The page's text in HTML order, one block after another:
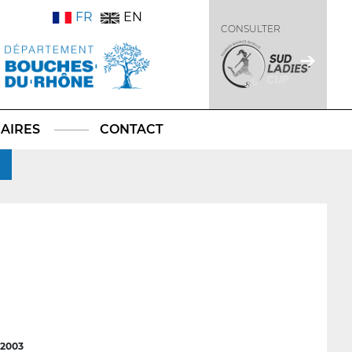
FR EN
CONSULTER
CONTACT